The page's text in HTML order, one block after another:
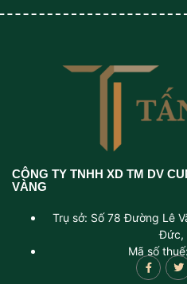
CÔNG TY TNHH XD TM DV
VÀNG
Trụ sở: Số 78 Đường Lê
Đức,
Mã số